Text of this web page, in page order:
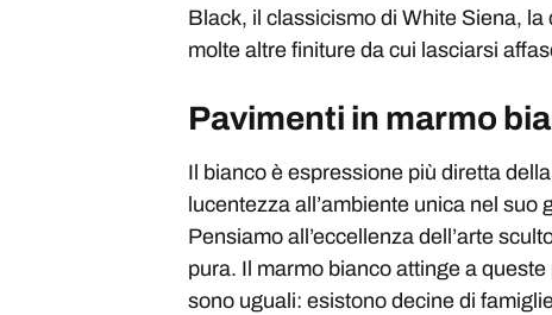
Black, il classicismo di White Siena,
molte altre finiture da cui lasciarsi
Pavimenti in marmo
Il bianco è espressione più diretta
lucentezza all’ambiente unica nel
Pensiamo all’eccellenza dell’arte
pura. Il marmo bianco attinge a
sono uguali: esistono decine di